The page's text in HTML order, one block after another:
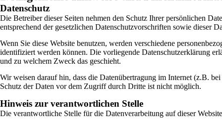
Datenschutz
Die Betreiber dieser Seiten nehmen den Schutz Ihrer persönlichen
entsprechend der gesetzlichen Datenschutzvorschriften sowie dieser
Wenn Sie diese Website benutzen, werden verschiedene
identifiziert werden können. Die vorliegende Datenschutzerklärung
und zu welchem Zweck das geschieht.
Wir weisen darauf hin, dass die Datenübertragung im Internet (z.B.
Schutz der Daten vor dem Zugriff durch Dritte ist nicht möglich.
Hinweis zur verantwortlichen Stelle
Die verantwortliche Stelle für die Datenverarbeitung auf dieser